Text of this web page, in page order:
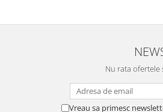
Nu rata
Vreau sa primesc